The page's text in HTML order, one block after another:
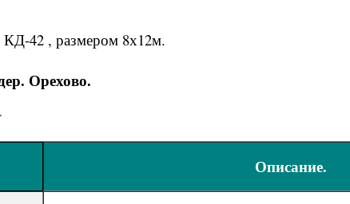
КД-42 , размером 8х12м.
Орехово.
Описание.